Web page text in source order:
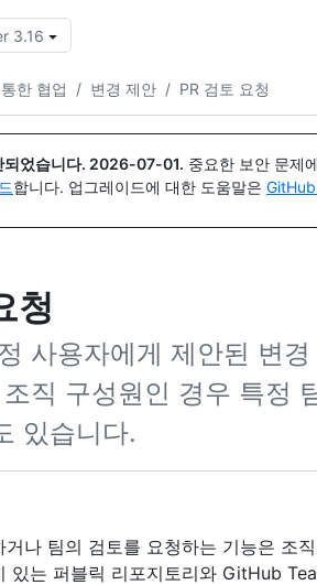
3.16
한 협업 / 변경 제안 / PR 검토 요청
었습니다. 2026-07-01. 중요한 보안 문제
합니다. 업그레이드에 대한 도움말은
청
사용자에게 제안된 변
직 구성원인 경우 특정
있습니다.
나 팀의 검토를 요청하는 기능은 조
있는 퍼블릭 리포지토리와 GitHub